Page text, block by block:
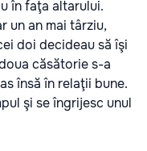
în faţa altarului.
un an mai târziu,
doi decideau să îşi
căsătorie s-a
însă în relaţii bune.
şi se îngrijesc unul